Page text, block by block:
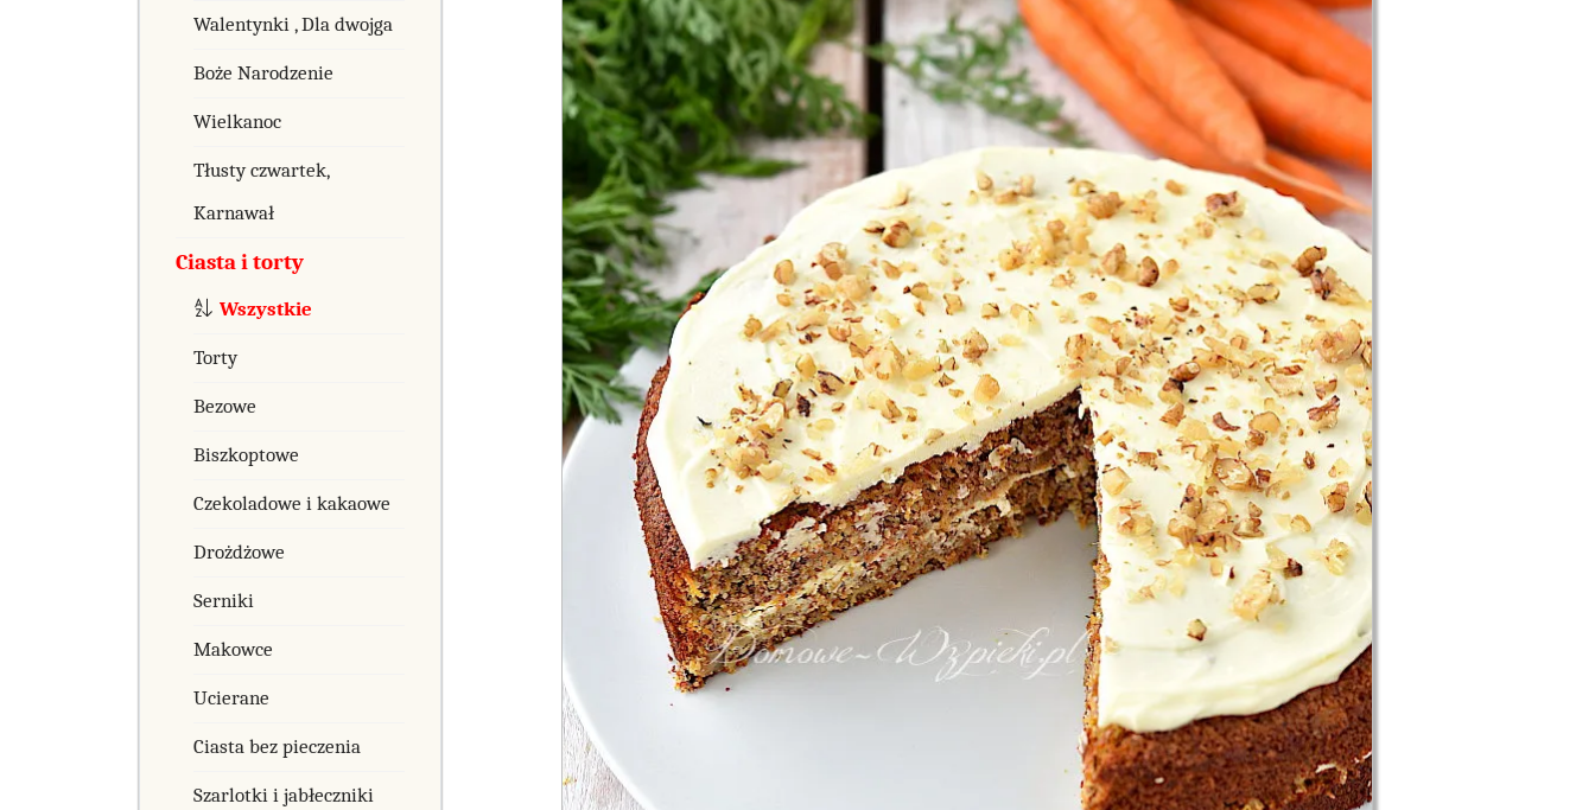
Walentynki , Dla dwojga
Boże Narodzenie
Wielkanoc
Tłusty czwartek,
Karnawał
Ciasta i torty
Wszystkie
Torty
Bezowe
Biszkoptowe
Czekoladowe i kakaowe
Drożdżowe
Serniki
Makowce
Ucierane
Ciasta bez pieczenia
Szarlotki i jabłeczniki